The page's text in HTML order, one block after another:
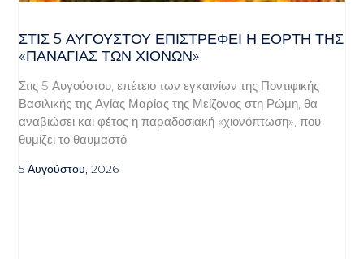
ΣΤΙΣ 5 ΑΥΓΟΎΣΤΟΥ ΕΠΙΣΤΡΈΦΕΙ Η ΕΟΡΤΉ ΤΗΣ
«ΠΑΝΑΓΊΑΣ ΤΩΝ ΧΙΌΝΩΝ»
Στις 5 Αυγούστου, επέτειο των εγκαινίων της Ποντιφικής
Βασιλικής της Αγίας Μαρίας της Μείζονος στη Ρώμη, θα
αναβιώσει και φέτος η παραδοσιακή «χιονόπτωση», που
θυμίζει το θαυμαστό
5 Αυγούστου, 2026